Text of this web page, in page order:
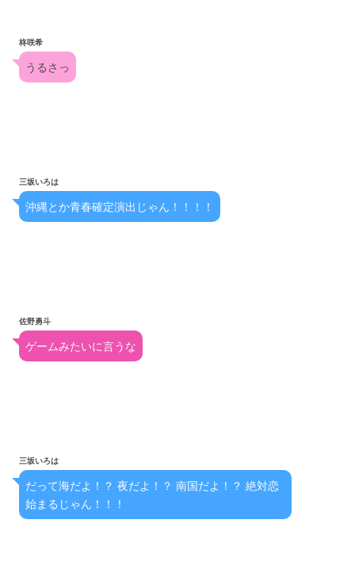
柊咲希
うるさっ
三坂いろは
沖縄とか青春確定演出じゃん！！！！
佐野勇斗
ゲームみたいに言うな
三坂いろは
だって海だよ！？ 夜だよ！？ 南国だよ！？ 絶対恋
始まるじゃん！！！